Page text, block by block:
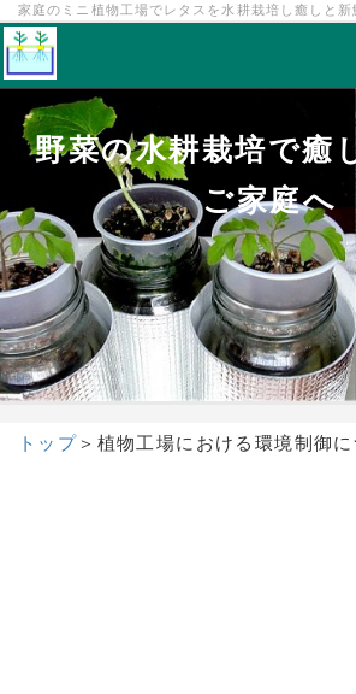
家庭のミニ植物工場でレタスを水耕栽培し癒しと
野菜の水耕栽培で癒
ご家庭へ
トップ＞ 植物工場における環境制御